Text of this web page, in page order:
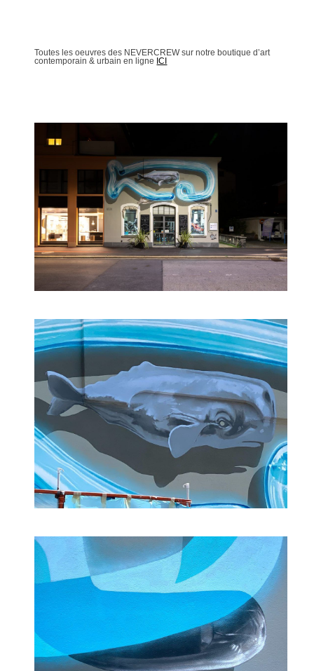
Toutes les oeuvres des NEVERCREW sur notre boutique d’art
contemporain & urbain en ligne ICI